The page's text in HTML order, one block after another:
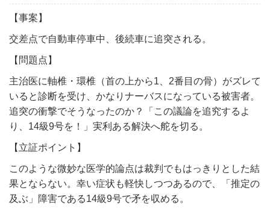
【事案】
交差点で自動車停車中、後続車に追突される。
【問題点】
主治医に軸椎・環椎（首の上から1、2番目の骨）がズレて
いると診断を受け、かなりナーバスになっている被害者。
追突の衝撃でそうなったのか？「この議論を追究するよ
り、14級9号を！」実利ある解決へ舵を切る。
【立証ポイント】
このような微妙な医学的論点は裁判でもはっきりとした結
果とならない。幸い症状も軽快しつつあるので、「推定の
及ぶ」障害である14級9号で矛を収める。